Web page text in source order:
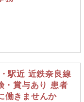
駅近 近鉄奈良線
・賞与あり 患者
働きませんか